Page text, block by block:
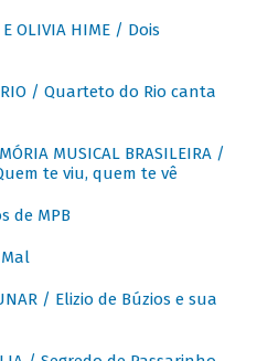
E OLIVIA HIME / Dois
RIO / Quarteto do Rio canta
MUSICAL BRASILEIRA /
te viu, quem te vê
de MPB
Mal
/ Elizio de Búzios e sua